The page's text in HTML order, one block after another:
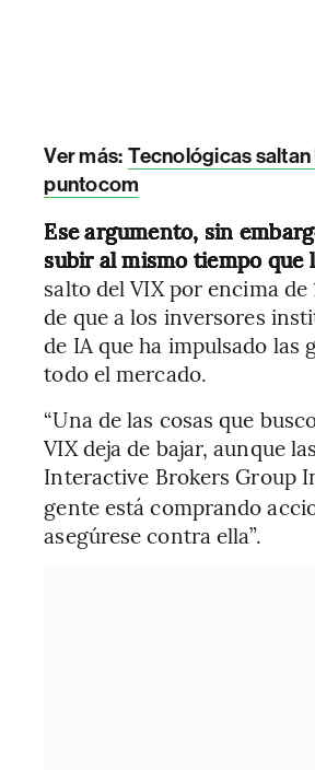
Ver más: Tecnológicas
puntocom
Ese argumento, sin
subir al mismo tiempo que
salto del VIX por encima
de que a los inversores
de IA que ha impulsado las
todo el mercado.
“Una de las cosas que
VIX deja de bajar, aunque
Interactive Brokers Group
gente está comprando
asegúrese contra ella”.